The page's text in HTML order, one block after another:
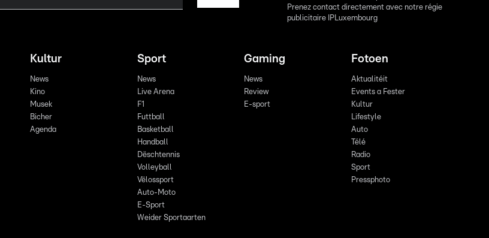
Prenez contact directement avec notre régie
publicitaire IPLuxembourg
Kultur
News
Kino
Musek
Bicher
Agenda
Sport
News
Live Arena
F1
Futtball
Basketball
Handball
Dëschtennis
Volleyball
Vëlossport
Auto-Moto
E-Sport
Weider Sportaarten
Gaming
News
Review
E-sport
Fotoen
Aktualitéit
Events a Fester
Kultur
Lifestyle
Auto
Télé
Radio
Sport
Pressphoto